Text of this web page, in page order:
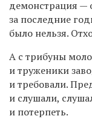
демонстрация —
за последние
было нельзя.
А с трибуны
и труженики
и требовали.
и слушали,
и потерпеть.